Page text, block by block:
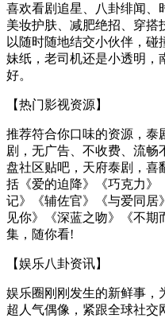
喜欢看剧追星、八卦绯闻、
美妆护肤、减肥绝招、穿搭
以随时随地结交小伙伴，
妹纸，老司机还是小透明，
好。
【热门影视资源】
推荐符合你口味的资源，泰
剧，无广告、不收费、流畅
盘社区贴吧，天府泰剧，喜
括《爱的迫降》《巧克力》
记》《辅佐官》《与爱同居
见你》《深蓝之吻》《不期
集，随你看!
【娱乐八卦资讯】
娱乐圈刚刚发生的新鲜事，
超人气偶像，紧跟全球社交